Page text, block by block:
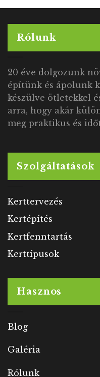
Rólunk
20 éve dolgozunk
építünk és ápolunk
készülve ötletekkel
arra, hogy akár
meg praktikus és
Szolgáltatások
Kerttervezés
Kertépítés
Kertfenntartás
Kerttípusok
Hasznos
Blog
Galéria
Rólunk